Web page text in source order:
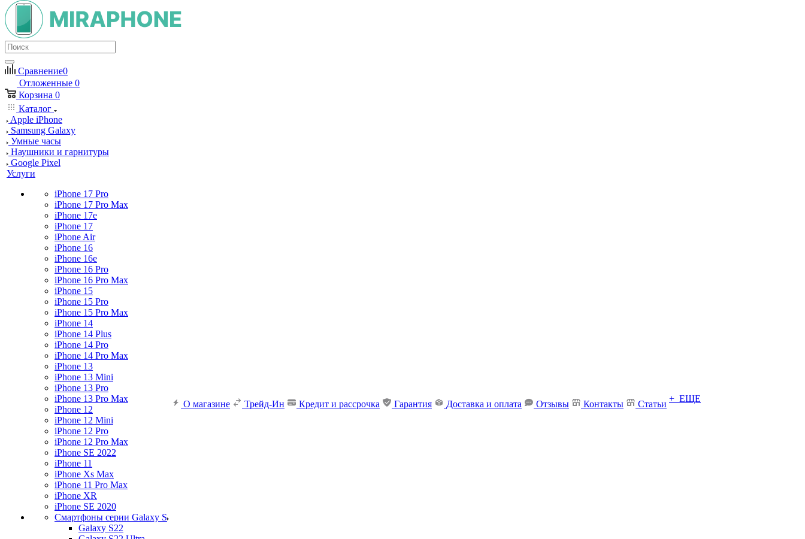
Сравнение0
Отложенные 0
Корзина 0
Каталог
Apple iPhone
Samsung Galaxy
Умные часы
Наушники и гарнитуры
Google Pixel
Услуги
iPhone 17 Pro
iPhone 17 Pro Max
iPhone 17e
iPhone 17
iPhone Air
iPhone 16
iPhone 16e
iPhone 16 Pro
iPhone 16 Pro Max
iPhone 15
iPhone 15 Pro
iPhone 15 Pro Max
iPhone 14
iPhone 14 Plus
iPhone 14 Pro
iPhone 14 Pro Max
iPhone 13
iPhone 13 Mini
iPhone 13 Pro
iPhone 13 Pro Max
iPhone 12
iPhone 12 Mini
iPhone 12 Pro
iPhone 12 Pro Max
iPhone SE 2022
iPhone 11
iPhone Xs Max
iPhone 11 Pro Max
iPhone XR
iPhone SE 2020
Смартфоны серии Galaxy S
Galaxy S22
О магазине Трейд-Ин Кредит и рассрочка Гарантия Доставка и оплата Отзывы Контакты Статьи
+ ЕЩЕ